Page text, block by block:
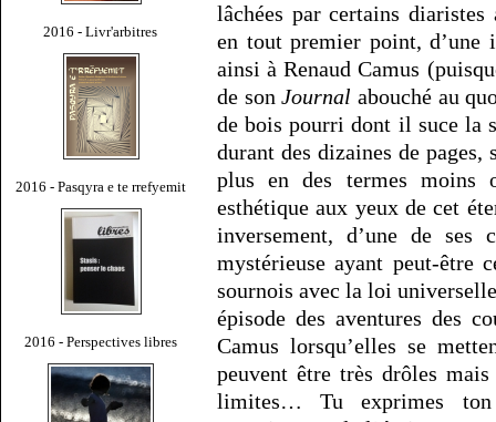
2016 - Livr'arbitres
2016 - Pasqyra e te rrefyemit
2016 - Perspectives libres
lâchées par certains
en tout premier point, d’une
ainsi à Renaud Camus
de sonJournal abouché au
de bois pourri dont il suce la
durant des dizaines de
plus en des termes moins
esthétique aux yeux de cet
inversement, d’une de
mystérieuse ayant peut-être
sournois avec la loi
épisode des aventures des
Camus lorsqu’elles se
peuvent être très drôles
limites… Tu exprimes